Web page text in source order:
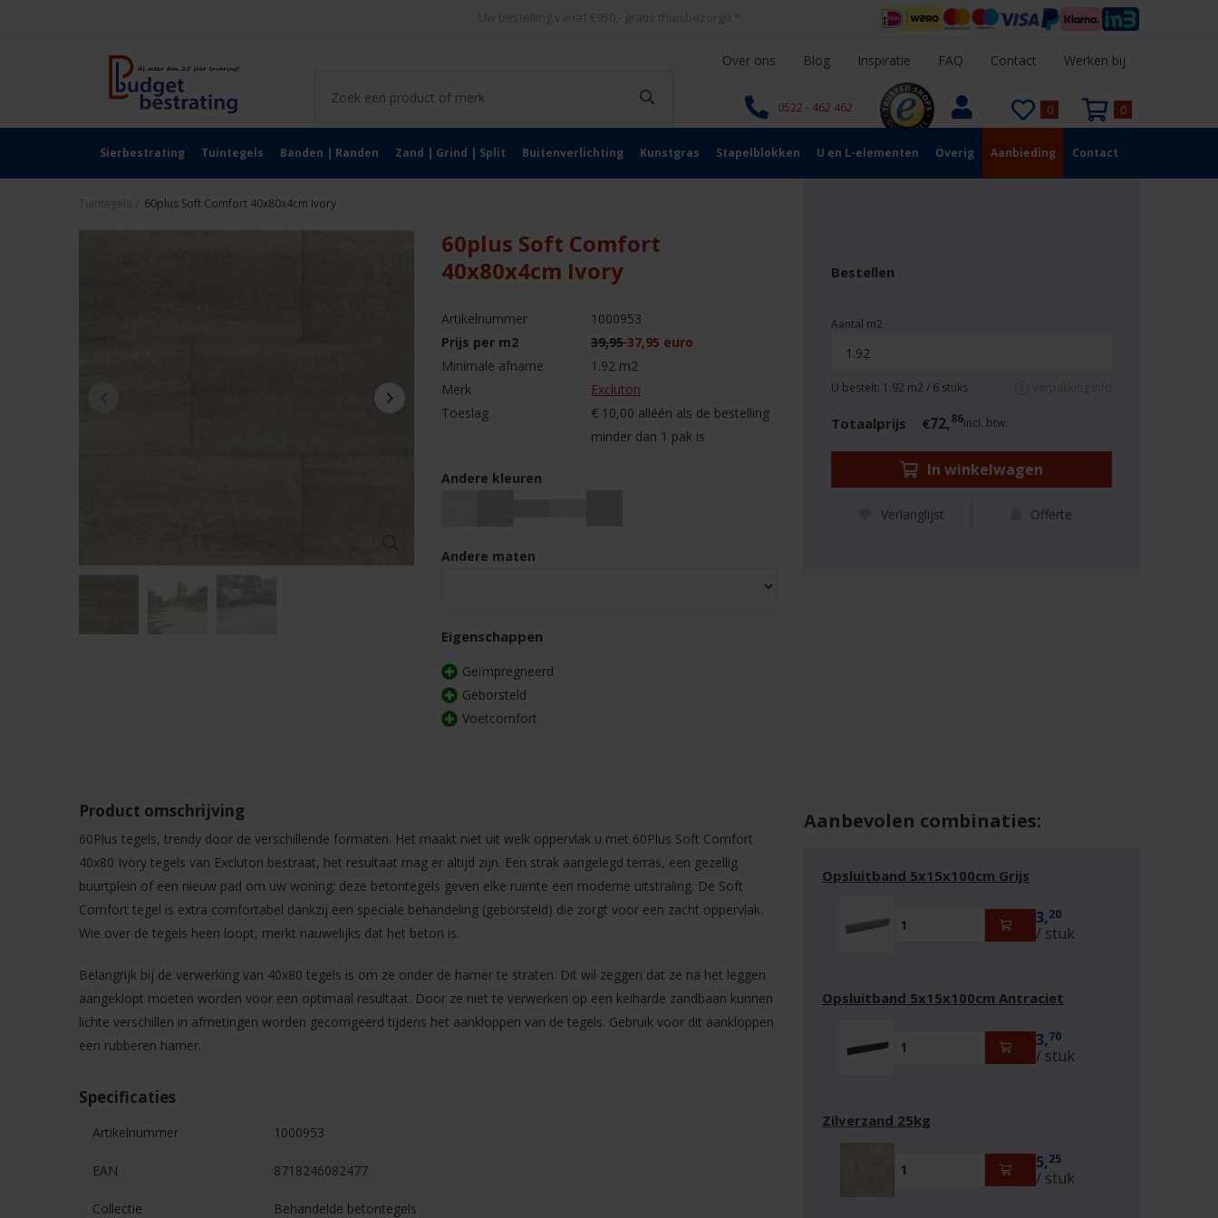
Uw bestelling vanaf €950,- gratis thuisbezorgd *
Over ons Blog Inspiratie FAQ Contact Werken bij
0522 - 462 462 0 0
Sierbestrating Tuintegels Banden | Randen Zand | Grind | Split Buitenverlichting Kunstgras Stapelblokken U en L-elementen Overig Aanbieding Contact
Tuintegels 60plus Soft Comfort 40x80x4cm Ivory
60plus Soft Comfort
40x80x4cm Ivory
Artikelnummer
1000953
Prijs per m2
39,9537,95 euro
Minimale afname
1.92 m2
Merk
Excluton
Toeslag
€ 10,00 alléén als de bestelling
minder dan 1 pak is
Andere kleuren
Andere maten
Eigenschappen
Geïmpregneerd
Geborsteld
Voetcomfort
Bestellen
Aantal m2
U bestelt: 1.92 m2 / 6 stuks Verpakking info
Totaalprijs €72,86incl. btw.
In winkelwagen
Verlanglijst Offerte
Product omschrijving
60Plus tegels, trendy door de verschillende formaten. Het maakt niet uit welk oppervlak u met 60Plus Soft Comfort
40x80 Ivory tegels van Excluton bestraat, het resultaat mag er altijd zijn. Een strak aangelegd terras, een gezellig
buurtplein of een nieuw pad om uw woning; deze betontegels geven elke ruimte een moderne uitstraling. De Soft
Comfort tegel is extra comfortabel dankzij een speciale behandeling (geborsteld) die zorgt voor een zacht oppervlak.
Wie over de tegels heen loopt, merkt nauwelijks dat het beton is.
Belangrijk bij de verwerking van 40x80 tegels is om ze onder de hamer te straten. Dit wil zeggen dat ze na het leggen
aangeklopt moeten worden voor een optimaal resultaat. Door ze niet te verwerken op een keiharde zandbaan kunnen
lichte verschillen in afmetingen worden gecorrigeerd tijdens het aankloppen van de tegels. Gebruik voor dit aankloppen
een rubberen hamer.
Specificaties
Artikelnummer 1000953
EAN 8718246082477
Collectie Behandelde betontegels
Aanbevolen combinaties:
Opsluitband 5x15x100cm Grijs
3,20
/ stuk
Opsluitband 5x15x100cm Antraciet
3,70
/ stuk
Zilverzand 25kg
5,25
/ stuk